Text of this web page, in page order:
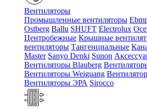
Вентиляторы
Промышленные вентиляторы
Ostberg Ballu SHUFT Electrolux
Центробежные Крышные
вентиляторы Тангенциальные
Master Sanyo Denki Sunon
Вентиляторы Blauberg
Вентиляторы Weiguang
Вентиляторы ЭРА Sirocco